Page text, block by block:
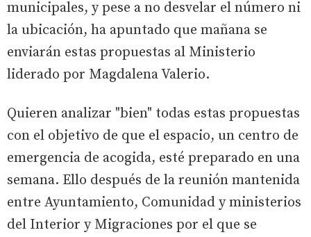
municipales, y pese a no desvelar el número ni
la ubicación, ha apuntado que mañana se
enviarán estas propuestas al Ministerio
liderado por Magdalena Valerio.
Quieren analizar "bien" todas estas propuestas
con el objetivo de que el espacio, un centro de
emergencia de acogida, esté preparado en una
semana. Ello después de la reunión mantenida
entre Ayuntamiento, Comunidad y ministerios
del Interior y Migraciones por el que se